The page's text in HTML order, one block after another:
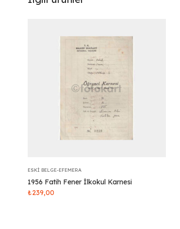
ESKI BELGE-EFEMERA
1956 Fatih Fener İlkokul Karnesi
₺239,00